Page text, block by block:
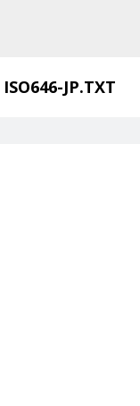
ISO646-JP.TXT